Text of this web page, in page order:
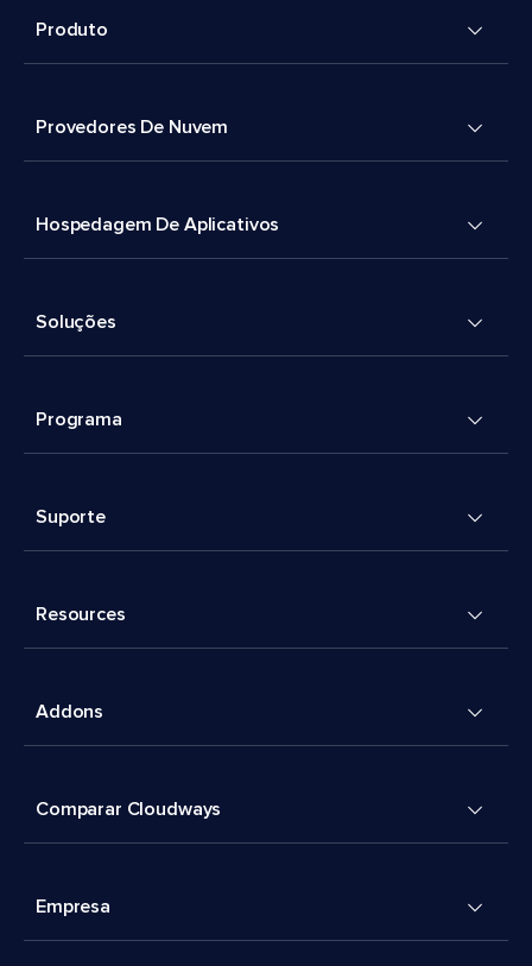
Produto
Provedores De Nuvem
Hospedagem De Aplicativos
Soluções
Programa
Suporte
Resources
Addons
Comparar Cloudways
Empresa